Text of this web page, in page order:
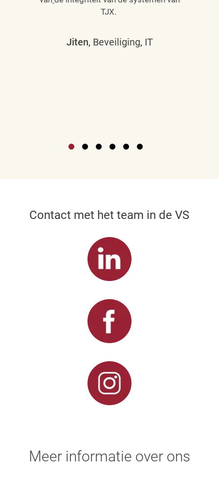
TJX.
Jiten, Beveiliging, IT
Contact met het team in de VS
Meer informatie over ons